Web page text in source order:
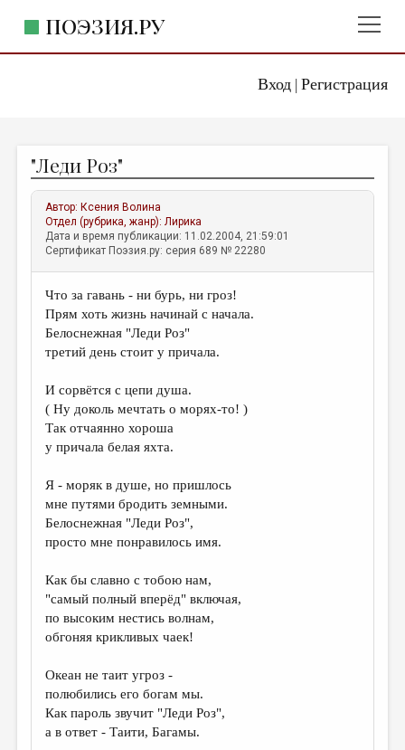
Вход| Регистрация
ПОЭЗИЯ.РУ
ЖАНРЫ
АВТОРЫ
КОММЕНТАРИИ
ЛИТСАЛОН
НОВОСТИ
ПРАВИЛА САЙТА
ИЗБРАННОЕ
ДАЙДЖЕСТ
ПЕРЕВОДЫ
КОНКУРСЫ
КНИЖНАЯ ПОЛКА
ОБЗОР ЛИТЕРАТУРЫ
ОБЪЯВЛЕНИЯ
КОЛОНКА РЕДАКТОРА
"Леди Роз"
Автор: Ксения Волина
Отдел (рубрика, жанр):Лирика
Дата и время публикации: 11.02.2004, 21:59:01
Сертификат Поэзия.ру: серия 689 № 22280
Что за гавань - ни бурь, ни гроз!
Прям хоть жизнь начинай с начала.
Белоснежная "Леди Роз"
третий день стоит у причала.
И сорвётся с цепи душа.
( Ну доколь мечтать о морях-то! )
Так отчаянно хороша
у причала белая яхта.
Я - моряк в душе, но пришлось
мне путями бродить земными.
Белоснежная "Леди Роз",
просто мне понравилось имя.
Как бы славно с тобою нам,
"самый полный вперёд" включая,
по высоким нестись волнам,
обгоняя крикливых чаек!
Океан не таит угроз -
полюбились его богам мы.
Как пароль звучит "Леди Роз",
а в ответ - Таити, Багамы.